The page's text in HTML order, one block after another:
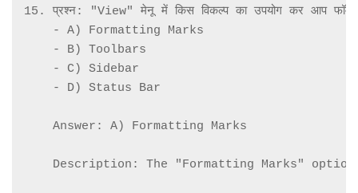
15. प्रश्न: "View" मेनू में किस विकल्प का उपयोग कर आप
    - A) Formatting Marks
    - B) Toolbars
    - C) Sidebar
    - D) Status Bar
    Answer: A) Formatting Marks
Description: The "Formatting Marks"